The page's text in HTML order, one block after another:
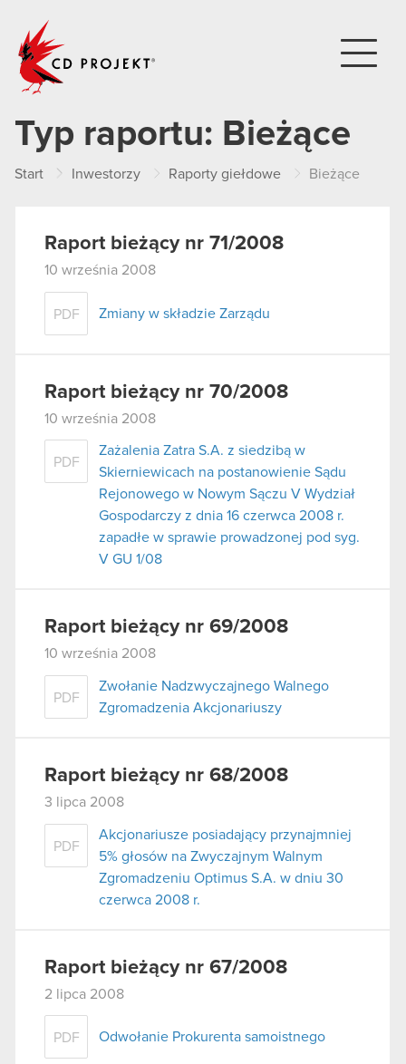
Typ raportu: Bieżące
Start Inwestorzy Raporty giełdowe Bieżące
Raport bieżący nr 71/2008
10 września 2008
PDF Zmiany w składzie Zarządu
Raport bieżący nr 70/2008
10 września 2008
PDF
Zażalenia Zatra S.A. z siedzibą w
Skierniewicach na postanowienie Sądu
Rejonowego w Nowym Sączu V Wydział
Gospodarczy z dnia 16 czerwca 2008 r.
zapadłe w sprawie prowadzonej pod syg.
V GU 1/08
Raport bieżący nr 69/2008
10 września 2008
PDF
Zwołanie Nadzwyczajnego Walnego
Zgromadzenia Akcjonariuszy
Raport bieżący nr 68/2008
3 lipca 2008
PDF
Akcjonariusze posiadający przynajmniej
5% głosów na Zwyczajnym Walnym
Zgromadzeniu Optimus S.A. w dniu 30
czerwca 2008 r.
Raport bieżący nr 67/2008
2 lipca 2008
PDF Odwołanie Prokurenta samoistnego